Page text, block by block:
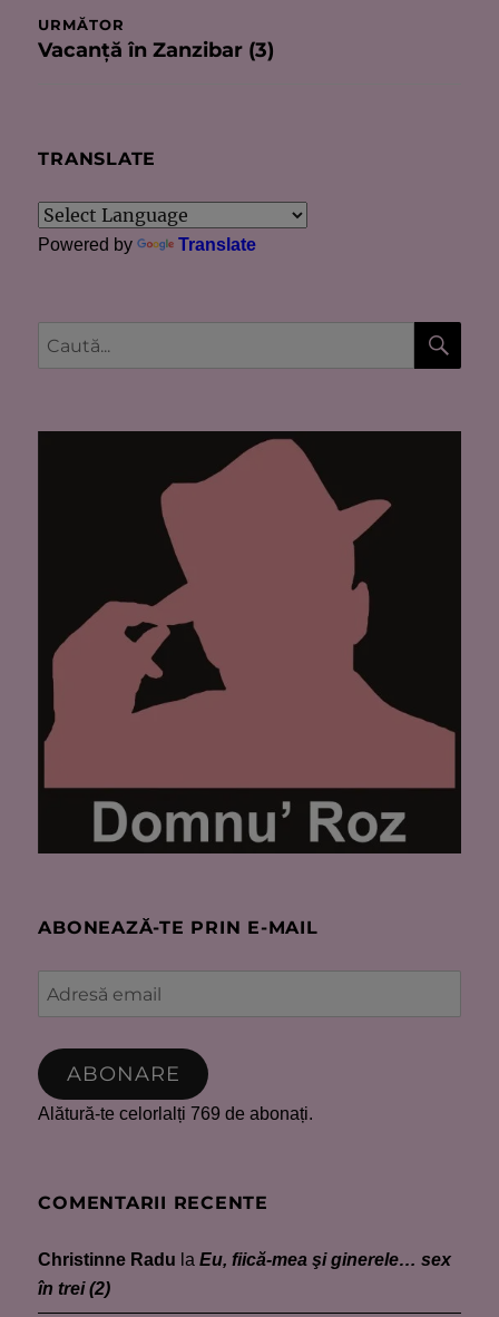
articole
URMĂTOR
Articolul
Vacanţă în Zanzibar (3)
TRANSLATE
Powered by Translate
după:
ABONEAZĂ-TE PRIN E-MAIL
Adresă
email
ABONARE
Alătură-te celorlalți 769 de abonați.
COMENTARII RECENTE
Christinne Radu laEu, fiică-mea şi ginerele… sex
în trei (2)